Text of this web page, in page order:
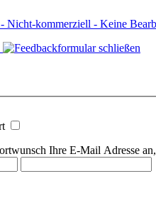
Nicht-kommerziell - Keine
Ihre E-Mail Adresse